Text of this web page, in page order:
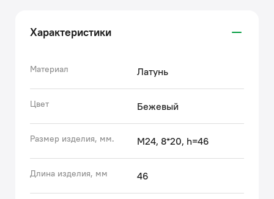
перепадам температуры воды
года.
(с) Авторский текст, февраль 2023 г.
Характеристики
Материал Латунь
Цвет Бежевый
Размер изделия, мм. M24, 8*20, h=46
Длина изделия, мм 46